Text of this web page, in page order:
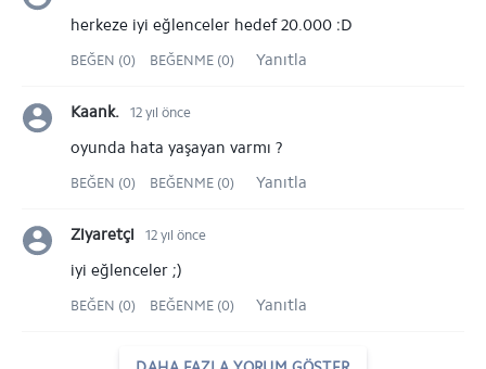
herkeze iyi eğlenceler hedef 20.000 :D
BEĞEN (0) BEĞENME (0) Yanıtla
Kaank. 12 yıl önce
oyunda hata yaşayan varmı ?
BEĞEN (0) BEĞENME (0) Yanıtla
Ziyaretçi 12 yıl önce
iyi eğlenceler ;)
BEĞEN (0) BEĞENME (0) Yanıtla